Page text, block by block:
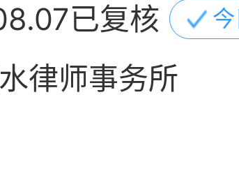
已复核
律师事务所